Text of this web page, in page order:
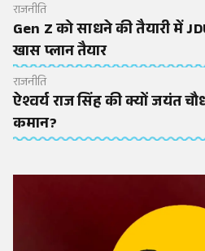
राजनीति
Gen Z को साधने की तैयारी में
खास प्लान तैयार
राजनीति
ऐश्वर्य राज सिंह की क्यों जयंत
कमान?